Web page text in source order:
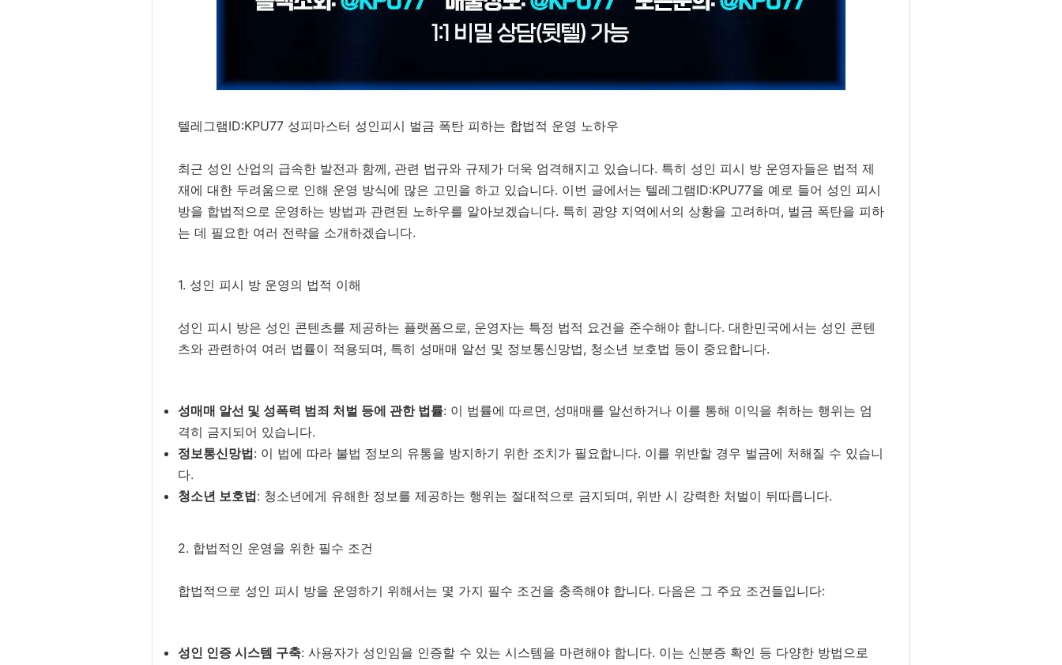
텔레그램ID:KPU77 성피마스터 성인피시 벌금 폭탄 피하는 합법적 운영 노하우
최근 성인 산업의 급속한 발전과 함께, 관련 법규와 규제가 더욱 엄격해지고 있습니다. 특히 성인 피시 방 운영자들은 법적 제
재에 대한 두려움으로 인해 운영 방식에 많은 고민을 하고 있습니다. 이번 글에서는 텔레그램ID:KPU77을 예로 들어 성인 피시
방을 합법적으로 운영하는 방법과 관련된 노하우를 알아보겠습니다. 특히 광양 지역에서의 상황을 고려하며, 벌금 폭탄을 피하
는 데 필요한 여러 전략을 소개하겠습니다.
1. 성인 피시 방 운영의 법적 이해
성인 피시 방은 성인 콘텐츠를 제공하는 플랫폼으로, 운영자는 특정 법적 요건을 준수해야 합니다. 대한민국에서는 성인 콘텐
츠와 관련하여 여러 법률이 적용되며, 특히 성매매 알선 및 정보통신망법, 청소년 보호법 등이 중요합니다.
성매매 알선 및 성폭력 범죄 처벌 등에 관한 법률: 이 법률에 따르면, 성매매를 알선하거나 이를 통해 이익을 취하는 행위는 엄
격히 금지되어 있습니다.
정보통신망법: 이 법에 따라 불법 정보의 유통을 방지하기 위한 조치가 필요합니다. 이를 위반할 경우 벌금에 처해질 수 있습니
다.
청소년 보호법: 청소년에게 유해한 정보를 제공하는 행위는 절대적으로 금지되며, 위반 시 강력한 처벌이 뒤따릅니다.
2. 합법적인 운영을 위한 필수 조건
합법적으로 성인 피시 방을 운영하기 위해서는 몇 가지 필수 조건을 충족해야 합니다. 다음은 그 주요 조건들입니다:
성인 인증 시스템 구축: 사용자가 성인임을 인증할 수 있는 시스템을 마련해야 합니다. 이는 신분증 확인 등 다양한 방법으로